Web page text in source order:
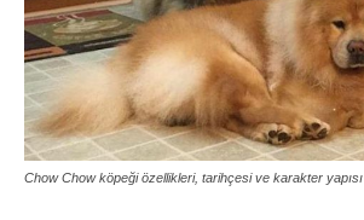
Chow Chow köpeği özellikleri, tarihçesi ve karakter yapısı